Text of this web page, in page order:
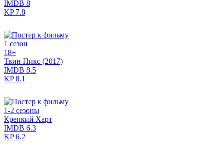
IMDB 8
KP7.8
1 сезон
18+
Твин Пикс (2017)
IMDB 8.5
KP8.1
1-2 сезоны
Крепкий Харт
IMDB 6.3
KP6.2